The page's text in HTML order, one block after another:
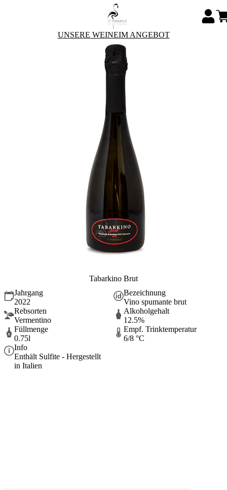
UNSERE WEINEIM ANGEBOT
Tabarkino Brut
Jahrgang
2022
Bezeichnung
Vino spumante brut
Rebsorten
Vermentino
Alkoholgehalt
12.5%
Füllmenge
0.75l
Empf. Trinktemperatur
6/8 °C
Info
Enthält Sulfite - Hergestellt
in Italien